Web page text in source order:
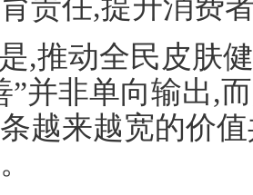
责任,提升消费
,推动全民皮肤
”并非单向输出,
越来越宽的价